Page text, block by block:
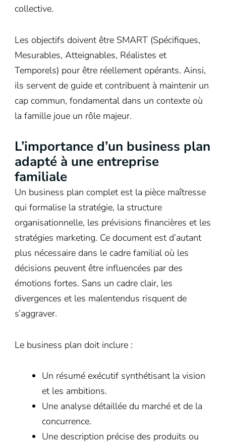
collective.
Les objectifs doivent être SMART (Spécifiques,
Mesurables, Atteignables, Réalistes et
Temporels) pour être réellement opérants. Ainsi,
ils servent de guide et contribuent à maintenir un
cap commun, fondamental dans un contexte où
la famille joue un rôle majeur.
L’importance d’un business plan
adapté à une entreprise
familiale
Un business plan complet est la pièce maîtresse
qui formalise la stratégie, la structure
organisationnelle, les prévisions financières et les
stratégies marketing. Ce document est d’autant
plus nécessaire dans le cadre familial où les
décisions peuvent être influencées par des
émotions fortes. Sans un cadre clair, les
divergences et les malentendus risquent de
s’aggraver.
Le business plan doit inclure :
Un résumé exécutif synthétisant la vision
et les ambitions.
Une analyse détaillée du marché et de la
concurrence.
Une description précise des produits ou